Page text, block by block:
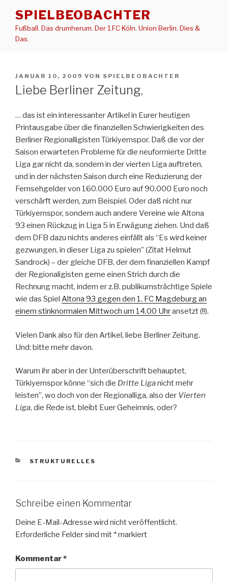
Inhalt
springen
SPIELBEOBACHTER
Fußball. Das drumherum. Der 1.FC Köln. Union Berlin. Dies &
Das.
VERÖFFENTLICHT
AM
JANUAR 10, 2009 VON SPIELBEOBACHTER
Liebe Berliner Zeitung,
… das ist ein interessanter Artikel in Eurer heutigen
Printausgabe über die finanziellen Schwierigkeiten des
Berliner Regionalligisten Türkiyemspor. Daß die vor der
Saison erwarteten Probleme für die neuformierte Dritte
Liga gar nicht da, sondern in der vierten Liga auftreten,
und in der nächsten Saison durch eine Reduzierung der
Fernsehgelder von 160.000 Euro auf 90.000 Euro noch
verschärft werden, zum Beispiel. Oder daß nicht nur
Türkiyemspor, sondern auch andere Vereine wie Altona
93 einen Rückzug in Liga 5 in Erwägung ziehen. Und daß
dem DFB dazu nichts anderes einfällt als “Es wird keiner
gezwungen, in dieser Liga zu spielen” (Zitat Helmut
Sandrock) – der gleiche DFB, der dem finanziellen Kampf
der Regionaligisten gerne einen Strich durch die
Rechnung macht, indem er z.B. publikumsträchtige Spiele
wie das Spiel Altona 93 gegen den 1. FC Magdeburg an
einem stinknormalen Mittwoch um 14.00 Uhransetzt (!!).
Vielen Dank also für den Artikel, liebe Berliner Zeitung.
Und: bitte mehr davon.
Warum ihr aber in der Unterüberschrift behauptet,
Türkiyemspor könne “sich die Dritte Liganicht mehr
leisten”, wo doch von der Regionalliga, also der Vierten
Liga, die Rede ist, bleibt Euer Geheimnis, oder?
KATEGORIEN
STRUKTURELLES
Schreibe einen Kommentar
Deine E-Mail-Adresse wird nicht veröffentlicht.
Erforderliche Felder sind mit *markiert
Kommentar*